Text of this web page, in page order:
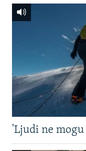
'Ljudi ne